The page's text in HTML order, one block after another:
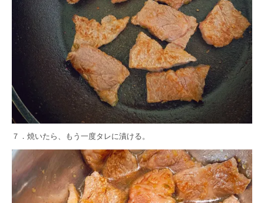
７．焼いたら、もう一度タレに漬ける。